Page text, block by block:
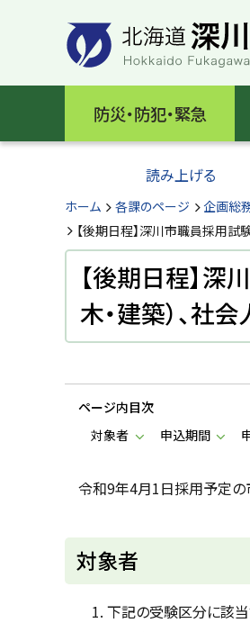
ー
北
道
深
川
市
a
o
t
防災・防犯・緊急
読み上げる
ホーム 各課のページ 企画総
【後期日程】深川市職員採用試験
【後期日程】深
木・建築）、社会
ページ内目次
対象者
申込期間
令和9年4月1日採用予定の
対象者
下記の受験区分に該
ニ